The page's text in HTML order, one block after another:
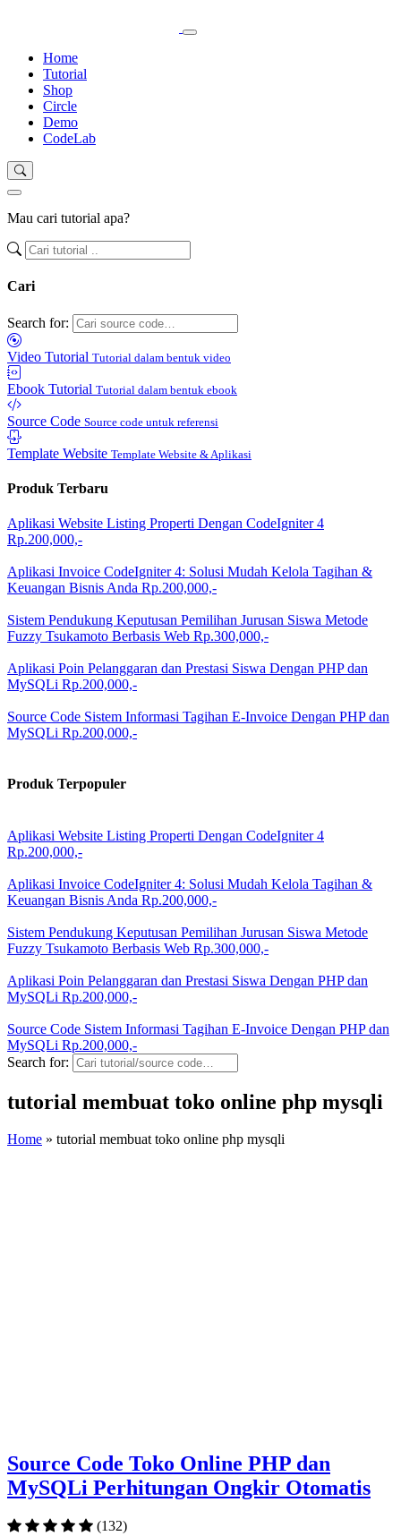
Home
Tutorial
Shop
Circle
Demo
CodeLab
Mau cari tutorial apa?
Cari
Search for:
Video Tutorial Tutorial dalam bentuk video
Ebook Tutorial Tutorial dalam bentuk ebook
Source Code Source code untuk referensi
Template Website Template Website & Aplikasi
Produk Terbaru
Aplikasi Website Listing Properti Dengan CodeIgniter 4
Rp.200,000,-
Aplikasi Invoice CodeIgniter 4: Solusi Mudah Kelola Tagihan &
Keuangan Bisnis Anda Rp.200,000,-
Sistem Pendukung Keputusan Pemilihan Jurusan Siswa Metode
Fuzzy Tsukamoto Berbasis Web Rp.300,000,-
Aplikasi Poin Pelanggaran dan Prestasi Siswa Dengan PHP dan
MySQLi Rp.200,000,-
Source Code Sistem Informasi Tagihan E-Invoice Dengan PHP dan
MySQLi Rp.200,000,-
Produk Terpopuler
Aplikasi Website Listing Properti Dengan CodeIgniter 4
Rp.200,000,-
Aplikasi Invoice CodeIgniter 4: Solusi Mudah Kelola Tagihan &
Keuangan Bisnis Anda Rp.200,000,-
Sistem Pendukung Keputusan Pemilihan Jurusan Siswa Metode
Fuzzy Tsukamoto Berbasis Web Rp.300,000,-
Aplikasi Poin Pelanggaran dan Prestasi Siswa Dengan PHP dan
MySQLi Rp.200,000,-
Source Code Sistem Informasi Tagihan E-Invoice Dengan PHP dan
MySQLi Rp.200,000,-
Search for:
tutorial membuat toko online php mysqli
Home » tutorial membuat toko online php mysqli
Source Code Toko Online PHP dan
MySQLi Perhitungan Ongkir Otomatis
(132)